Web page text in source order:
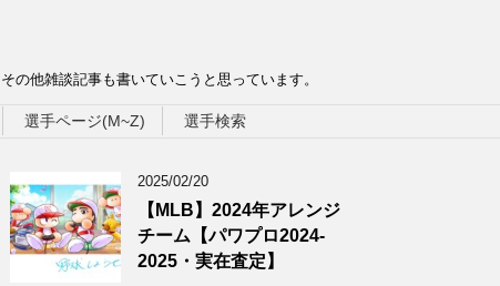
の他雑談記事も書いていこうと思っています。
選手ページ(M~Z) 選手検索
2025/02/20
【MLB】2024年アレンジ
チーム【パワプロ2024-
2025・実在査定】